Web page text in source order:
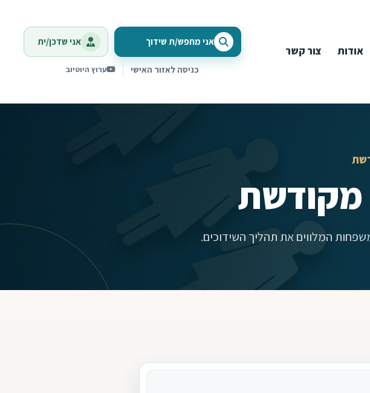
אודות צור קשר
אני מחפש/ת שידוך אני שדכן/ית
כניסה לאזור האישי ערוץ היוטיוב
מקודשת
המלווים את תהליך השידוכים.